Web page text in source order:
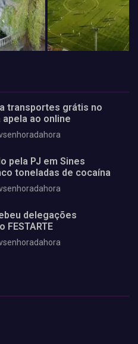
transportes grátis no
ao online
pela PJ em Sines
toneladas de cocaína
delegações
FESTARTE